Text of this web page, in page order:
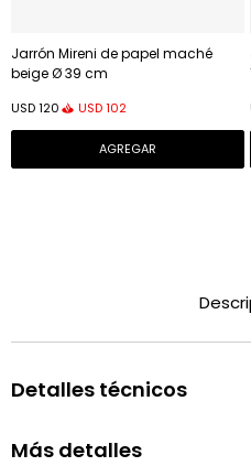
Jarrón Mireni de papel maché
beige Ø 39 cm
USD120 USD102
Detalles técnicos
Más detalles